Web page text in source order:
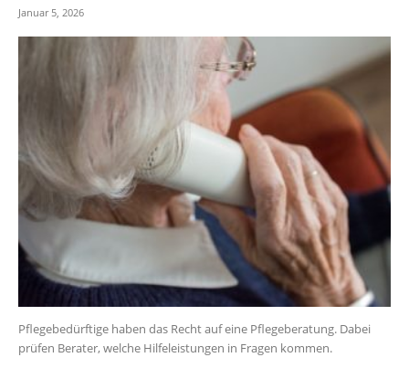
Januar 5, 2026
Pflegebedürftige haben das Recht auf eine Pflegeberatung. Dabei
prüfen Berater, welche Hilfeleistungen in Fragen kommen.